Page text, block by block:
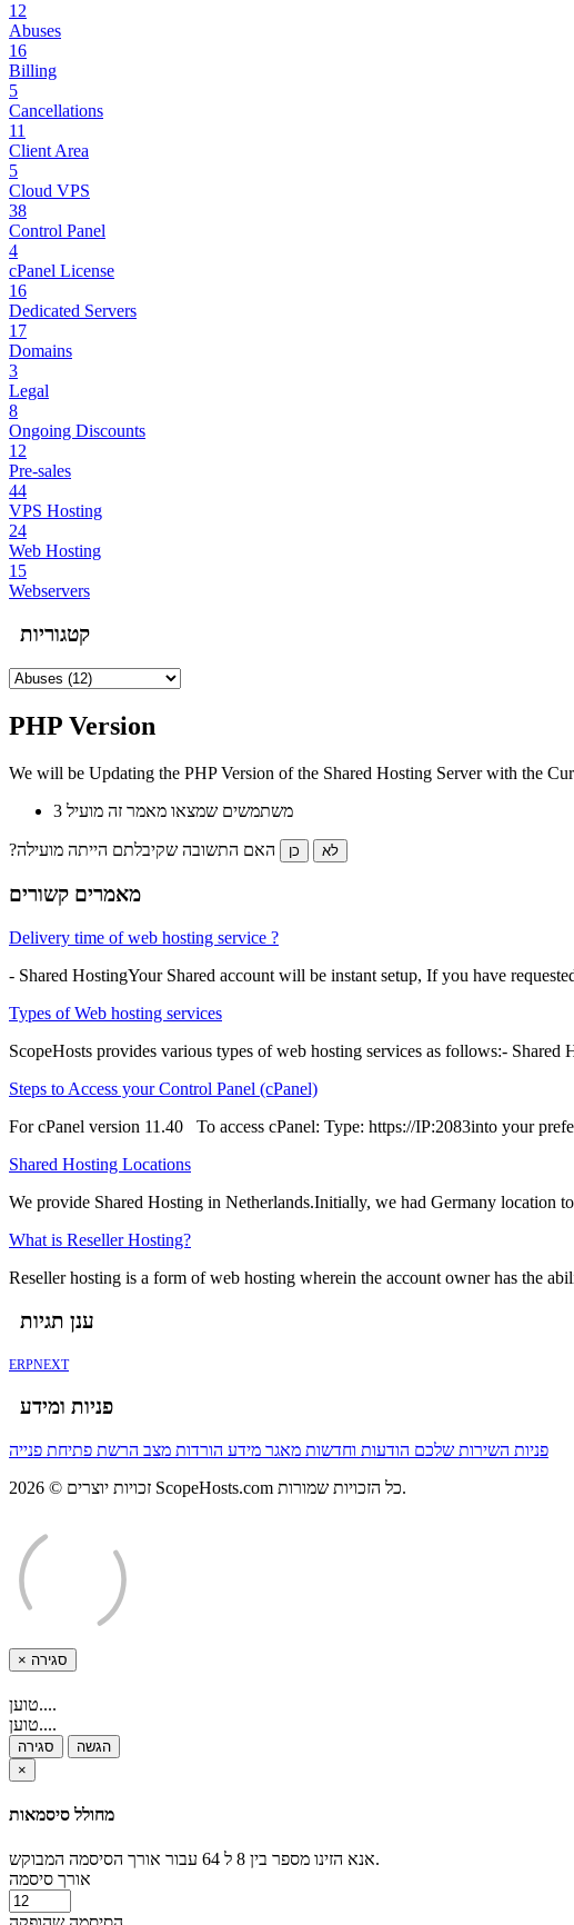
12
Abuses
16
Billing
5
Cancellations
11
Client Area
5
Cloud VPS
38
Control Panel
4
cPanel License
16
Dedicated Servers
17
Domains
3
Legal
8
Ongoing Discounts
12
Pre-sales
44
VPS Hosting
24
Web Hosting
15
Webservers
קטגוריות
PHP Version
We will be Updating the PHP Version of the Shared Hosting Server with the
3 משתמשים שמצאו מאמר זה מועיל
כן לא
מאמרים קשורים
Delivery time of web hosting service ?
- Shared HostingYour Shared account will be instant setup, If you have
Types of Web hosting services
ScopeHosts provides various types of web hosting services as follows:- Shared
Steps to Access your Control Panel (cPanel)
For cPanel version 11.40 To access cPanel: Type: https://IP:2083into your
Shared Hosting Locations
We provide Shared Hosting in Netherlands.Initially, we had Germany location
What is Reseller Hosting?
Reseller hosting is a form of web hosting wherein the account owner has the
ענן תגיות
ERPNEXT
פניות ומידע
פניות השירות שלכם הודעות וחדשות מאגר מידע הורדות מצב הרשת פתיחת פנייה
זכויות יוצרים © 2026 ScopeHosts.com כל הזכויות שמורות.
× סגירה
טוען....
טוען....
סגירה
הגשה
×
מחולל סיסמאות
אנא הזינו מספר בין 8 ל 64 עבור אורך הסיסמה המבוקש.
אורך סיסמה